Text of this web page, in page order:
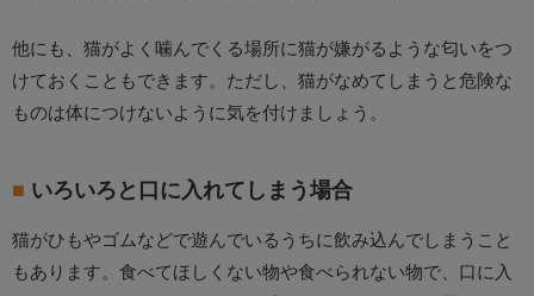
他にも、猫がよく噛んでくる場所に猫が嫌がるような匂いをつ
けておくこともできます。ただし、猫がなめてしまうと危険な
ものは体につけないように気を付けましょう。
いろいろと口に入れてしまう場合
猫がひもやゴムなどで遊んでいるうちに飲み込んでしまうこと
もあります。食べてほしくない物や食べられない物で、口に入